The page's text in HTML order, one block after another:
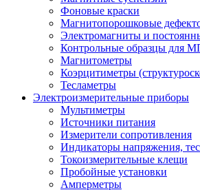
Фоновые краски
Магнитопорошковые
Электромагниты и
Контрольные образцы для
Магнитометры
Коэрцитиметры
Тесламетры
Электроизмерительные приборы
Мультиметры
Источники питания
Измерители сопротивления
Индикаторы напряжения,
Токоизмерительные клещи
Пробойные установки
Амперметры